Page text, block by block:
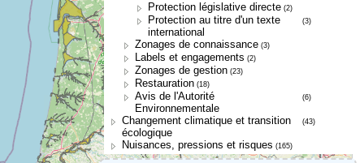
Protection législative directe (2)
Protection au titre d'un texte
international
(3)
Zonages de connaissance (3)
Labels et engagements (2)
Zonages de gestion (23)
Restauration (18)
Avis de l'Autorité
Environnementale
(6)
Changement climatique et transition
écologique
(43)
Nuisances, pressions et risques (165)